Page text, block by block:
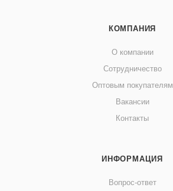
КОМПАНИЯ
О компании
Сотрудничество
Оптовым покупателям
Вакансии
Контакты
ИНФОРМАЦИЯ
Вопрос-ответ